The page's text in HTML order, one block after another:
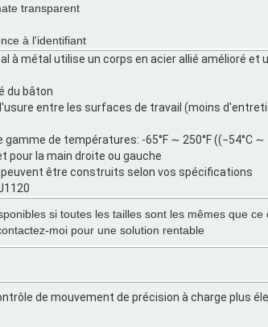
transparent
à l'identifiant
à métal utilise un corps en acier allié amélioré et
du bâton
entre les surfaces de travail (moins
de températures: -65°F ∼ 250°F ((−54°C ∼
pour la main droite ou gauche
peuvent être construits selon vos spécifications
si toutes les tailles sont les mêmes que ce
moi pour une solution rentable
de mouvement de précision à charge plus